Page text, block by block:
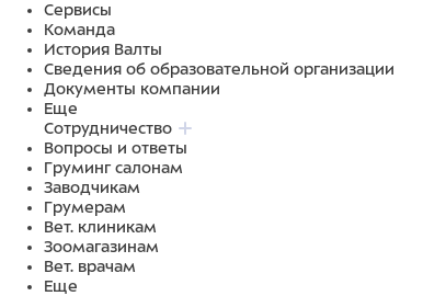
Сервисы
Команда
История Валты
Сведения об образовательной организации
Документы компании
Еще
Сотрудничество
Вопросы и ответы
Груминг салонам
Заводчикам
Грумерам
Вет. клиникам
Зоомагазинам
Вет. врачам
Еще